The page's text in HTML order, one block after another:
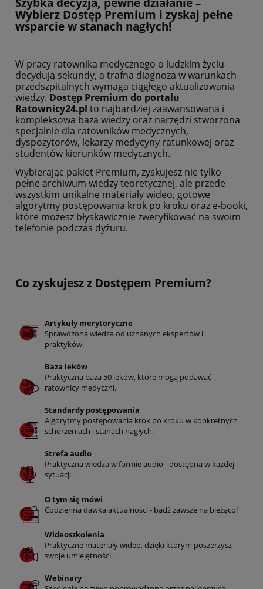
Wybierz Dostęp Premium i zyskaj pełne
wsparcie w stanach nagłych!
W pracy ratownika medycznego o ludzkim życiu
decydują sekundy, a trafna diagnoza w warunkach
przedszpitalnych wymaga ciągłego aktualizowania
wiedzy. Dostęp Premium do portalu
Ratownicy24.pl to najbardziej zaawansowana i
kompleksowa baza wiedzy oraz narzędzi stworzona
specjalnie dla ratowników medycznych,
dyspozytorów, lekarzy medycyny ratunkowej oraz
studentów kierunków medycznych.
Wybierając pakiet Premium, zyskujesz nie tylko
pełne archiwum wiedzy teoretycznej, ale przede
wszystkim unikalne materiały wideo, gotowe
algorytmy postępowania krok po kroku oraz e-booki,
które możesz błyskawicznie zweryfikować na swoim
telefonie podczas dyżuru.
Co zyskujesz z Dostępem Premium?
Artykuły merytoryczne
Sprawdzona wiedza od uznanych ekspertów i
praktyków.
Baza leków
Praktyczna baza 50 leków, które mogą podawać
ratownicy medyczni.
Standardy postępowania
Algorytmy postępowania krok po kroku w konkretnych
schorzeniach i stanach nagłych.
Strefa audio
Praktyczna wiedza w formie audio - dostępna w każdej
sytuacji.
O tym się mówi
Codzienna dawka aktualności - bądź zawsze na bieżąco!
Wideoszkolenia
Praktyczne materiały wideo, dzięki którym poszerzysz
swoje umiejętności.
Webinary